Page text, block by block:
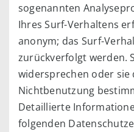
sogenannten
Ihres Surf-Verhaltens
anonym; das Surf-
zurückverfolgt werden.
widersprechen oder sie
Nichtbenutzung
Detaillierte
folgenden